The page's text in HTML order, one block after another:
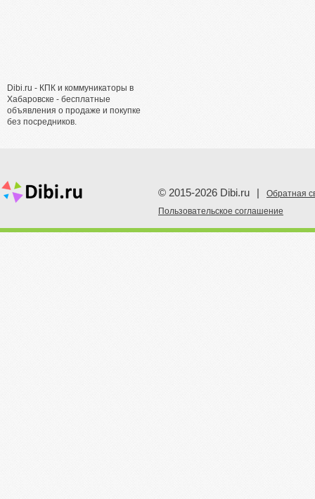
Dibi.ru - КПК и коммуникаторы в
Хабаровске - бесплатные
объявления о продаже и покупке
без посредников.
© 2015-2026 Dibi.ru
Обратная
Пoльзовательское соглашение